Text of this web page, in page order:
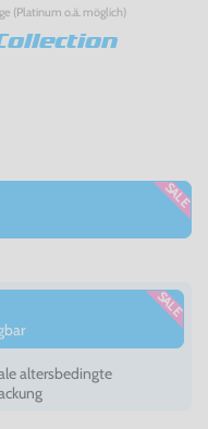
(Platinum o.ä. möglich)
SALE
SALE
altersbedingte